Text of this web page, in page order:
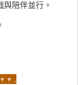
陪伴並行。
𖥧 .